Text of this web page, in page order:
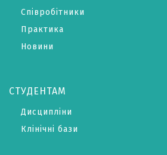
Співробітники
Практика
Новини
СТУДЕНТАМ
Дисципліни
Клінічні бази